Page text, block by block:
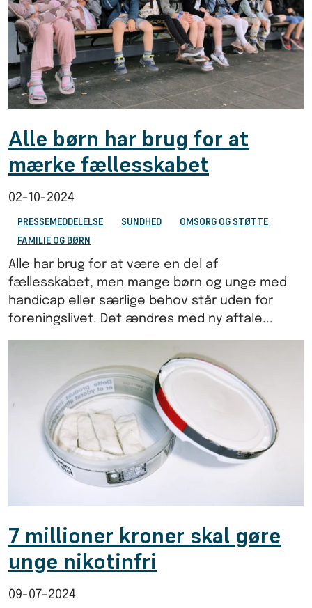
Alle børn har brug for at
mærke fællesskabet
02-10-2024
PRESSEMEDDELELSE SUNDHED
OMSORG OG STØTTE
FAMILIE OG BØRN
Alle har brug for at være en del af
fællesskabet, men mange børn og unge med
handicap eller særlige behov står uden for
foreningslivet. Det ændres med ny aftale...
7 millioner kroner skal gøre
unge nikotinfri
09-07-2024